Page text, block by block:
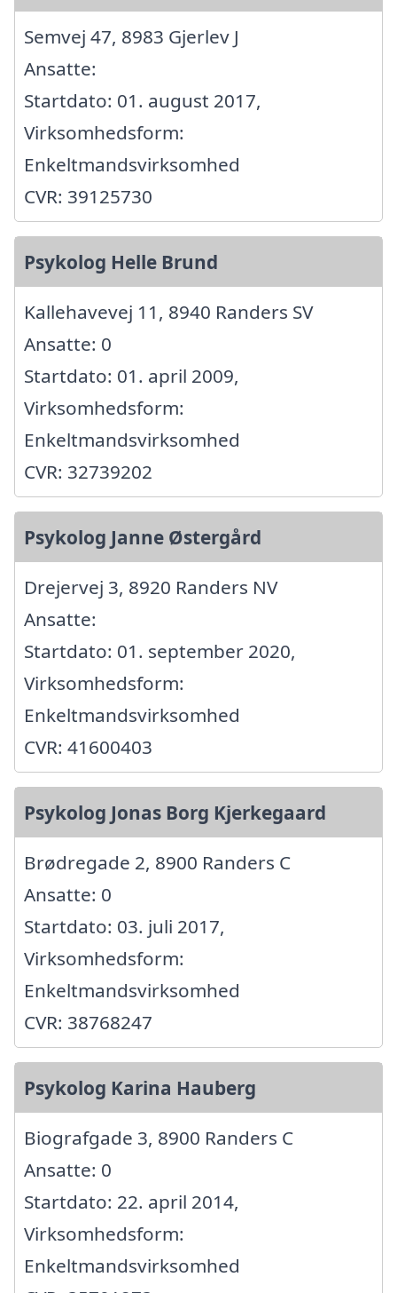
Semvej 47, 8983 Gjerlev J
Ansatte:
Startdato: 01. august 2017,
Virksomhedsform:
Enkeltmandsvirksomhed
CVR: 39125730
Psykolog Helle Brund
Kallehavevej 11, 8940 Randers SV
Ansatte: 0
Startdato: 01. april 2009,
Virksomhedsform:
Enkeltmandsvirksomhed
CVR: 32739202
Psykolog Janne Østergård
Drejervej 3, 8920 Randers NV
Ansatte:
Startdato: 01. september 2020,
Virksomhedsform:
Enkeltmandsvirksomhed
CVR: 41600403
Psykolog Jonas Borg Kjerkegaard
Brødregade 2, 8900 Randers C
Ansatte: 0
Startdato: 03. juli 2017,
Virksomhedsform:
Enkeltmandsvirksomhed
CVR: 38768247
Psykolog Karina Hauberg
Biografgade 3, 8900 Randers C
Ansatte: 0
Startdato: 22. april 2014,
Virksomhedsform:
Enkeltmandsvirksomhed